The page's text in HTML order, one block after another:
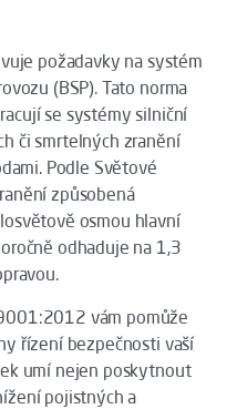
požadavky na systém
(BSP). Tato norma
se systémy silniční
či smrtelných zranění
Podle Světové
způsobená
osmou hlavní
odhaduje na 1,3
vám pomůže
řízení bezpečnosti vaší
umí nejen poskytnout
pojistných a